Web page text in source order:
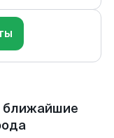
ближайшие